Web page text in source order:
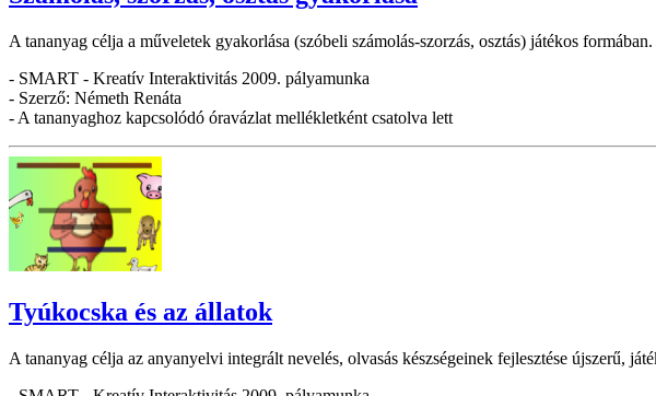
A tananyag célja a műveletek gyakorlása (szóbeli számolás-szorzás, osztás) játékos
- SMART - Kreatív Interaktivitás 2009. pályamunka
- Szerző: Németh Renáta
- A tananyaghoz kapcsolódó óravázlat mellékletként csatolva lett
Tyúkocska és az állatok
A tananyag célja az anyanyelvi integrált nevelés, olvasás készségeinek fejlesztése újszerű,